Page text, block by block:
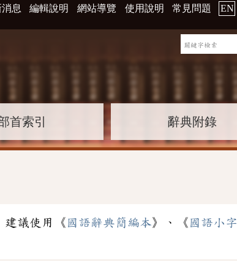
息 編輯說明 網站導覽 使用說明 常見問題 EN
首索引 辭典附錄
建議使用《 國語辭典簡編本》、《 國語小字